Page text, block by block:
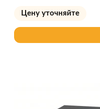
Цену уточняйте